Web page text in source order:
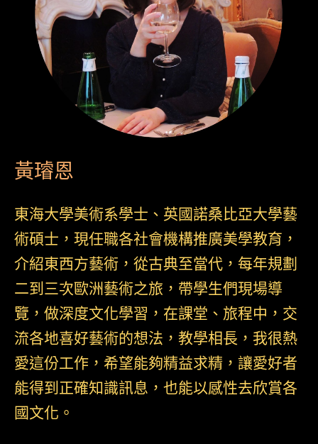
黃璿恩
東海大學美術系學士、英國諾桑比亞大學藝
術碩士，現任職各社會機構推廣美學教育，
介紹東西方藝術，從古典至當代，每年規劃
二到三次歐洲藝術之旅，帶學生們現場導
覽，做深度文化學習，在課堂、旅程中，交
流各地喜好藝術的想法，教學相長，我很熱
愛這份工作，希望能夠精益求精，讓愛好者
能得到正確知識訊息，也能以感性去欣賞各
國文化。